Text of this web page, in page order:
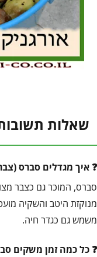
שאלות
איך מגדלים סברס
סברס, המוכר גם כצבר
מנוקזת היטב והשקיה
משמש גם כגדר חיה.
כל כמה זמן משקים